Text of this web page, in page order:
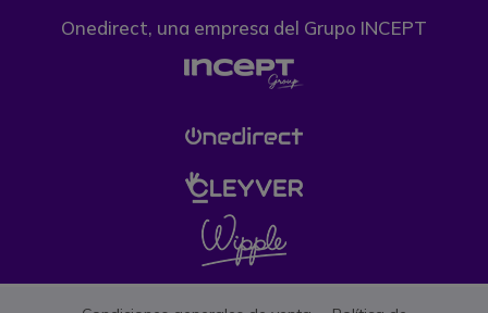
Onedirect, una empresa del Grupo INCEPT